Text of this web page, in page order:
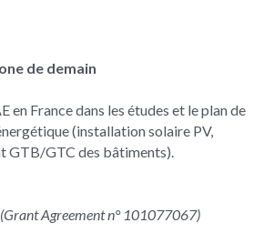
de demain
en France dans les études et le plan de
(installation solaire PV,
GTB/GTC des bâtiments).
Agreement n° 101077067)